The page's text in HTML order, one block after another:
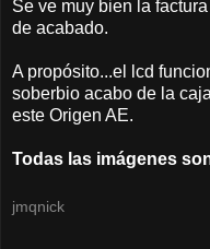
Se ve muy bien la
de acabado.
A propósito...el lcd
soberbio acabo de la
este Origen AE.
Todas las imágenes
jmqnick